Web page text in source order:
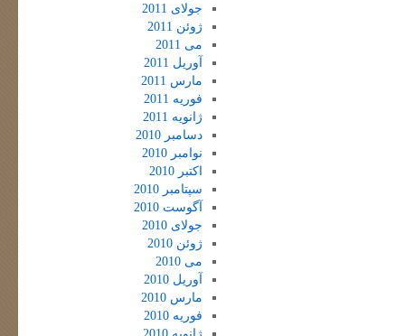
جولای 2011
ژوئن 2011
می 2011
آوریل 2011
مارس 2011
فوریه 2011
ژانویه 2011
دسامبر 2010
نوامبر 2010
اکتبر 2010
سپتامبر 2010
آگوست 2010
جولای 2010
ژوئن 2010
می 2010
آوریل 2010
مارس 2010
فوریه 2010